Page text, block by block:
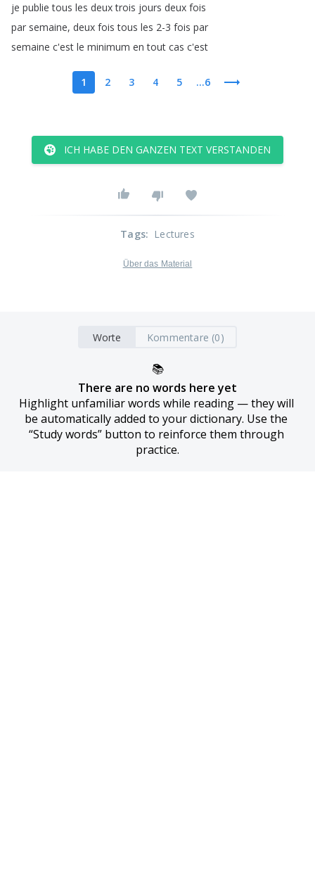
je publie tous les deux trois jours deux fois
par semaine, deux fois tous les 2-3 fois par
semaine c'est le minimum en tout cas c'est
1 2 3 4 5 ...6
ICH HABE DEN GANZEN TEXT VERSTANDEN
Tags: Lectures
Über das Material
Worte Kommentare (0)
📚
There are no words here yet
Highlight unfamiliar words while reading — they will
be automatically added to your dictionary. Use the
“Study words” button to reinforce them through
practice.